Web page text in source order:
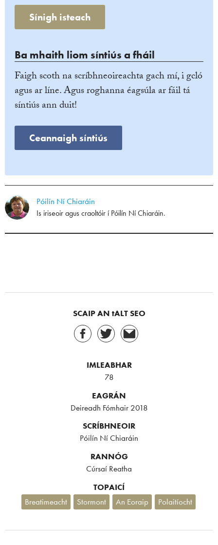
Sínigh isteach
Ba mhaith liom síntiús a fháil
Faigh scoth na scríbhneoireachta gach mí, i gcló
agus ar líne. Agus roghanna éagsúla ar fáil tá
síntiús ann duit!
Ceannaigh síntiús
Póilín Ní Chiaráin
Is iriseoir agus craoltóir í Póilín Ní Chiaráin.
SCAIP AN tALT SEO
IMLEABHAR
78
EAGRÁN
Deireadh Fómhair 2018
SCRÍBHNEOIR
Póilín Ní Chiaráin
RANNÓG
Cúrsaí Reatha
TOPAICÍ
Breatimeacht
Stormont An Eoraip Polaitíocht